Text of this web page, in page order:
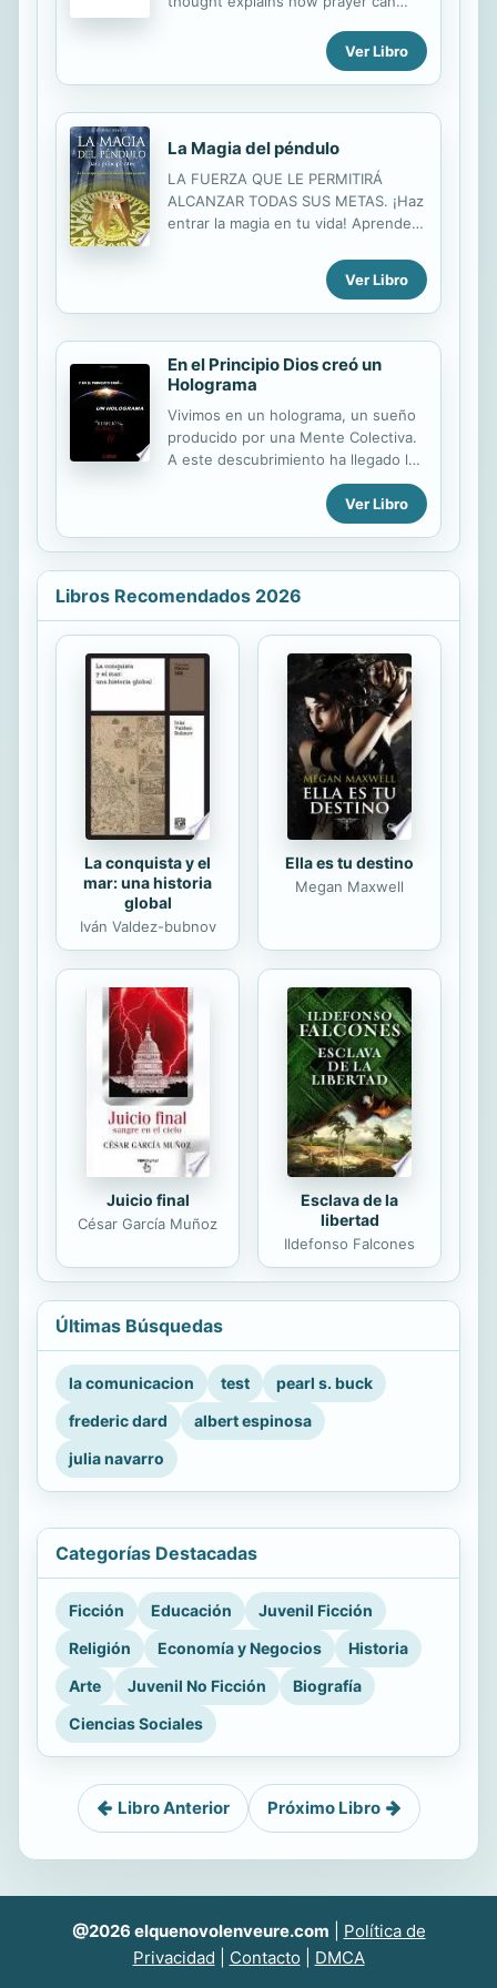
para degustar cada día con la familia
o con los amigos. Sea cual sea el
plato que escoja, lo esencial será
integrarlo en un menú equilibrado,
Ver Libro
La Magia del péndulo
LA FUERZA QUE LE PERMITIRÁ
ALCANZAR TODAS SUS METAS. ¡Haz
entrar la magia en tu vida! Aprende a
deseos. el péndulo es mucho más
que una pesa en la extremidad de
una cuerda. Se trata, de hecho, de
Ver Libro
En el Principio Dios creó un
Holograma
Vivimos en un holograma, un sueño
producido por una Mente Colectiva.
A este descubrimiento ha llegado la
física cuántica, aún cuando el
budismo, en gnosticismo, el
hinduismo y otras antiguas creencias
ya lo enseñaban.
Ver Libro
Libros Recomendados 2026
La conquista y el
mar: una historia
global
Iván Valdez-bubnov
Ella es tu destino
Megan Maxwell
Juicio final
César García Muñoz
Esclava de la
libertad
Ildefonso Falcones
Últimas Búsquedas
la comunicacion test
pearl s. buck
frederic dard
albert espinosa
julia navarro
Categorías Destacadas
Ficción Educación
Juvenil Ficción
Religión
Economía y Negocios
Historia
Arte
Juvenil No Ficción
Biografía
Ciencias Sociales
Libro Anterior Próximo Libro
@2026 elquenovolenveure.com
Política de
Privacidad
Contacto DMCA